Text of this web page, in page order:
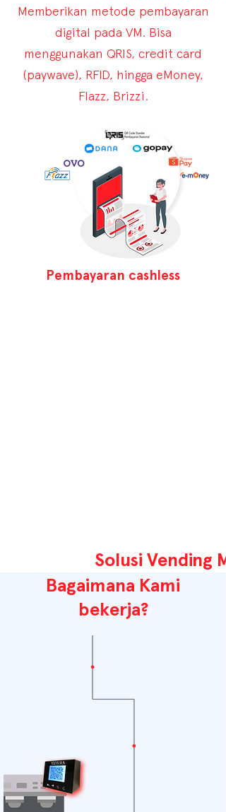
Memberikan metode pembayaran
digital pada VM. Bisa
menggunakan QRIS, credit card
(paywave), RFID, hingga eMoney,
Flazz, Brizzi.
Pembayaran cashless
Solusi Vending
Bagaimana Kami
bekerja?